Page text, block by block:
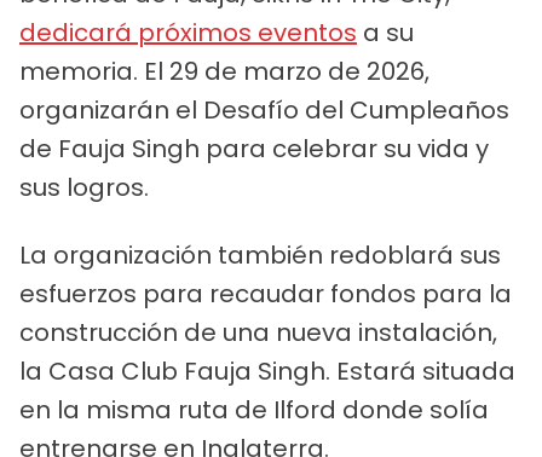
dedicará próximos eventos a su
memoria. El 29 de marzo de 2026,
organizarán el Desafío del Cumpleaños
de Fauja Singh para celebrar su vida y
sus logros.
La organización también redoblará sus
esfuerzos para recaudar fondos para la
construcción de una nueva instalación,
la Casa Club Fauja Singh. Estará situada
en la misma ruta de Ilford donde solía
entrenarse en Inglaterra.